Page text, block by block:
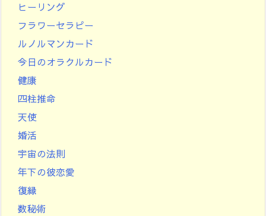
ヒーリング
フラワーセラピー
ルノルマンカード
今日のオラクルカード
健康
四柱推命
天使
婚活
宇宙の法則
年下の彼恋愛
復縁
数秘術